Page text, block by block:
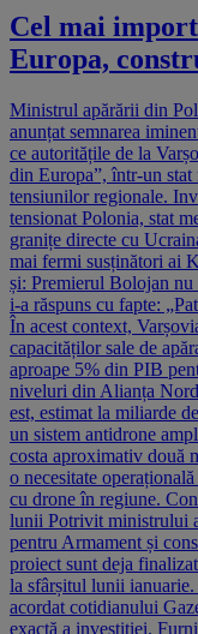
Cel mai
Europa,
Ministrul apărării din
anunțat semnarea
ce autoritățile de la
din Europa”, într-un
tensiunilor regionale.
tensionat Polonia, stat
granițe directe cu
mai fermi susținători ai
și: Premierul Bolojan nu
i-a răspuns cu fapte:
În acest context,
capacităților sale de
aproape 5% din PIB
niveluri din Alianța
est, estimat la miliarde
un sistem antidrone
costa aproximativ două
o necesitate
cu drone în regiune.
lunii Potrivit ministrului
pentru Armament și
proiect sunt deja
la sfârșitul lunii
acordat cotidianului
exactă a investiției.